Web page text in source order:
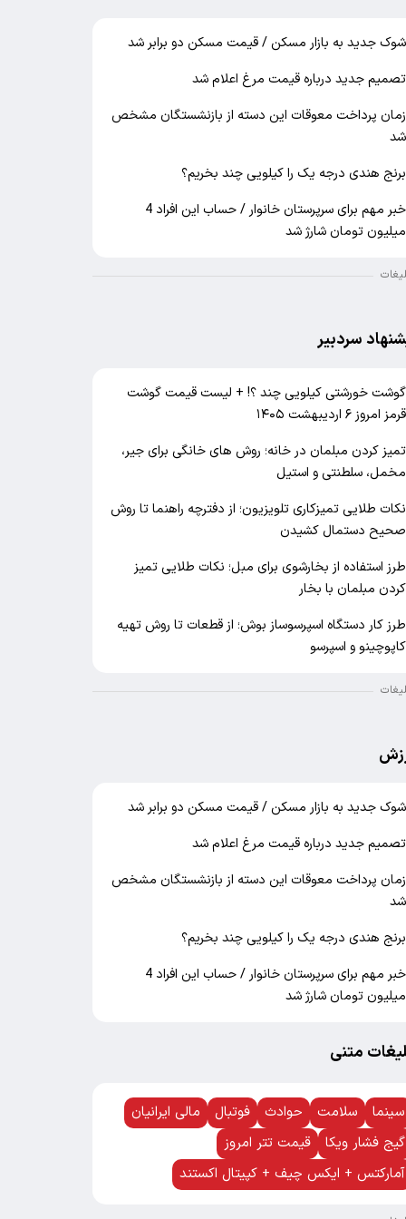
شوک جدید به بازار مسکن / قیمت مسکن دو برابر شد
تصمیم جدید درباره قیمت مرغ اعلام شد
زمان پرداخت معوقات این دسته از بازنشستگان مشخص
شد
برنج هندی درجه یک را کیلویی چند بخریم؟
خبر مهم برای سرپرستان خانوار / حساب این افراد 4
میلیون تومان شارژ شد
سردبیر
گوشت خورشتی کیلویی چند ؟! + لیست قیمت گوشت
قرمز امروز ۶ اردیبهشت ۱۴۰۵
تمیز کردن مبلمان در خانه؛ روش های خانگی برای جیر،
مخمل، سلطنتی و استیل
نکات طلایی تمیزکاری تلویزیون؛ از دفترچه راهنما تا روش
صحیح دستمال کشیدن
طرز استفاده از بخارشوی برای مبل؛ نکات طلایی تمیز
کردن مبلمان با بخار
طرز کار دستگاه اسپرسوساز بوش؛ از قطعات تا روش تهیه
کاپوچینو و اسپرسو
شوک جدید به بازار مسکن / قیمت مسکن دو برابر شد
تصمیم جدید درباره قیمت مرغ اعلام شد
زمان پرداخت معوقات این دسته از بازنشستگان مشخص
شد
برنج هندی درجه یک را کیلویی چند بخریم؟
خبر مهم برای سرپرستان خانوار / حساب این افراد 4
میلیون تومان شارژ شد
متنی
سینما سلامت حوادث فوتبال
مالی ایرانیان
گیج فشار ویکا
قیمت تتر امروز
آمارکتس + ایکس چیف + کپیتال اکستند